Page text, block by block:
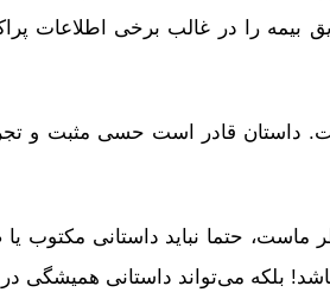
بیمه را در غالب برخی اطلاعات
داستان قادر است حسی مثبت و
ماست، حتما نباید داستانی مکتوب
بلکه می‌تواند داستانی همیشگی